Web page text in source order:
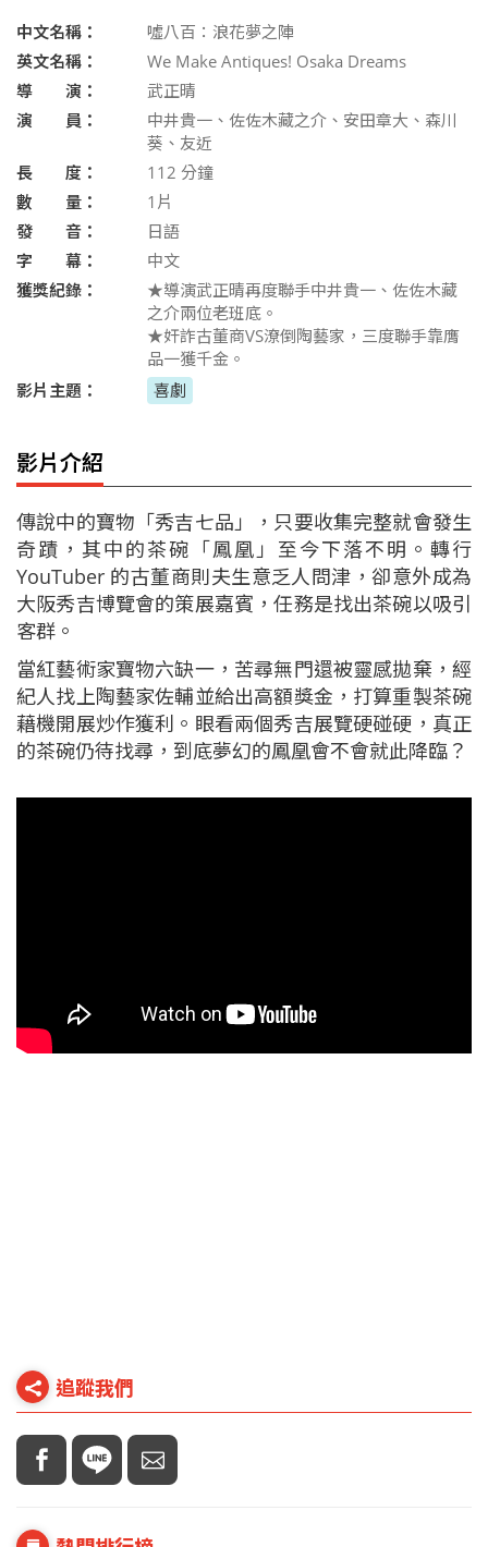
中文名稱：
噓八百：浪花夢之陣
英文名稱：
We Make Antiques! Osaka Dreams
導 演：
武正晴
演 員：
中井貴一、佐佐木藏之介、安田章大、森川
葵、友近
長 度：
112 分鐘
數 量：
1片
發 音：
日語
字 幕：
中文
獲獎紀錄：
★導演武正晴再度聯手中井貴一、佐佐木藏
之介兩位老班底。
★奸詐古董商VS潦倒陶藝家，三度聯手靠膺
品一獲千金。
影片主題：
喜劇
影片介紹
傳說中的寶物「秀吉七品」，只要收集完整就會發生
奇蹟，其中的茶碗「鳳凰」至今下落不明。轉行
YouTuber 的古董商則夫生意乏人問津，卻意外成為
大阪秀吉博覽會的策展嘉賓，任務是找出茶碗以吸引
客群。
當紅藝術家寶物六缺一，苦尋無門還被靈感拋棄，經
紀人找上陶藝家佐輔並給出高額獎金，打算重製茶碗
藉機開展炒作獲利。眼看兩個秀吉展覽硬碰硬，真正
的茶碗仍待找尋，到底夢幻的鳳凰會不會就此降臨？
追蹤我們